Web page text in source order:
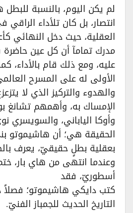
لم يكن اليوم، بالنسبة للبطل
انتصار، بل كان تلأداء الراقي
العقلية، حيث دخل النهائي
مدرك تمامآ أن كل عين حاضرة
عليه، ومع ذلك قام بالأداء،
الأولى له على المسرح
والهدوء والتركيز الذي لا
الإمساك به، وأهمهم تشانغ
وأوكا الياباني، والسويسري
الحقيقة هي؛ أن هاشيموتو
بعقلية بطلٍ حقيقيّ، يعرف
وعندما انتهى من هاي بار،
أسطوريّ، فقد
كتب دايكي هاشيموتو؛ فصلاً
التاريخ الحديث للجمباز الفنيّ.